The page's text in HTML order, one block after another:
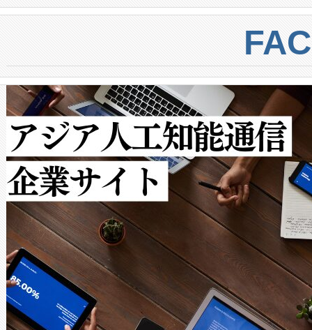
centers. Voltaiqは、ai&のAI
からシステム統合、試運転、
クルの各段階のデータを監視
[…]
ートル先まで検出でき、これ
トに対して約600メートルに
では、反射率10％のターゲッ
で向上し、最大検知距離は
ットだけで最大1キロメート
ルの変電所周囲を監視でき、
作業と点群処理を簡素化でき
Avia 2は、2種類のFOVオプシ
× 80°のノーマルモード、長
ードを切り替えて使用するこ
ることなく、単一のデバイス